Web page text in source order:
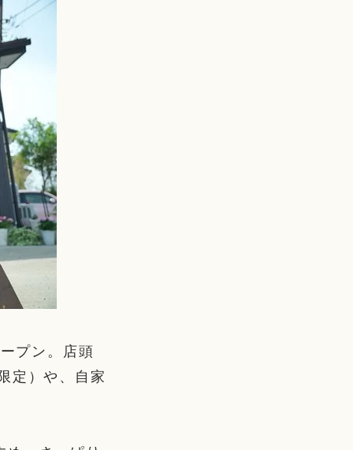
プン。店頭
定）や、自家